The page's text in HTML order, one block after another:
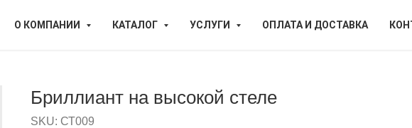
О КОМПАНИИ КАТАЛОГ УСЛУГИ ОПЛАТА И ДОСТАВКА
Бриллиант на высокой стеле
SKU: СТ009